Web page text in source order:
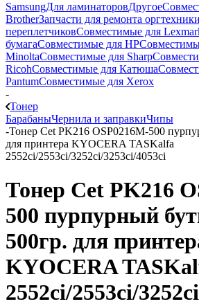
SamsungДля ламинаторовДругое
BrotherЗапчасти для ремонта оргтехники
переплетчиковСовместимые для
бумагаСовместимые для HP
MinoltaСовместимые для Sharp
RicohСовместимые для Катюша
PantumСовместимые для Xerox
-
Тонер
БарабаныЧернила и заправкиЧипы
-Тонер Cet PK216 OSP0216M-500
для принтера KYOCERA TASKalfa
2552ci/2553ci/3252ci/3253ci/4053ci
Тонер Cet PK216
500 пурпурный
500гр. для
KYOCERA
2552ci/2553ci/